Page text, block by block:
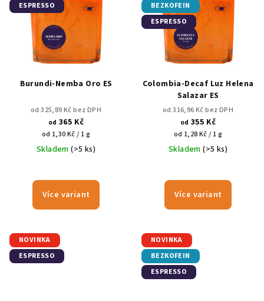
ESPRESSO
Burundi-Nemba Oro ES
od 325,89 Kč bez DPH
od 365 Kč
Měrná
cena:
od 1,30 Kč / 1 g
Skladem(>5 ks)
Více variant
BEZKOFEIN
ESPRESSO
Colombia-Decaf Luz Helena
Salazar ES
od 316,96 Kč bez DPH
od 355 Kč
Měrná
cena:
od 1,28 Kč / 1 g
Skladem(>5 ks)
Více variant
NOVINKA
ESPRESSO
NOVINKA
BEZKOFEIN
ESPRESSO